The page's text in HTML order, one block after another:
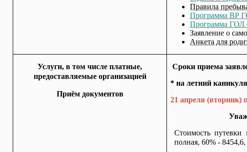
Правила
Программа ВР
Программа ГОЛ
Заявление о
Анкета для
Услуги, в том числе платные,
предоставляемые организацией
Приём документов
Сроки приема
* на летний
21 апреля (вторник)
Стоимость
полная, 60% - 8454,6,